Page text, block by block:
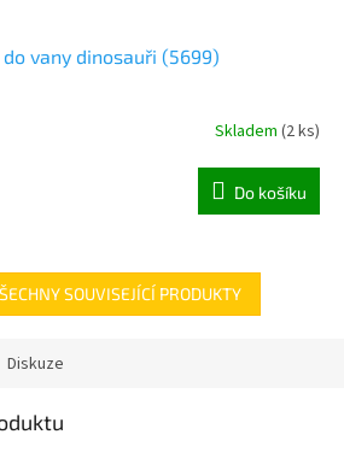
do vany dinosauři (5699)
Skladem (2 ks)
Do košíku
SOUVISEJÍCÍ PRODUKTY
Diskuze